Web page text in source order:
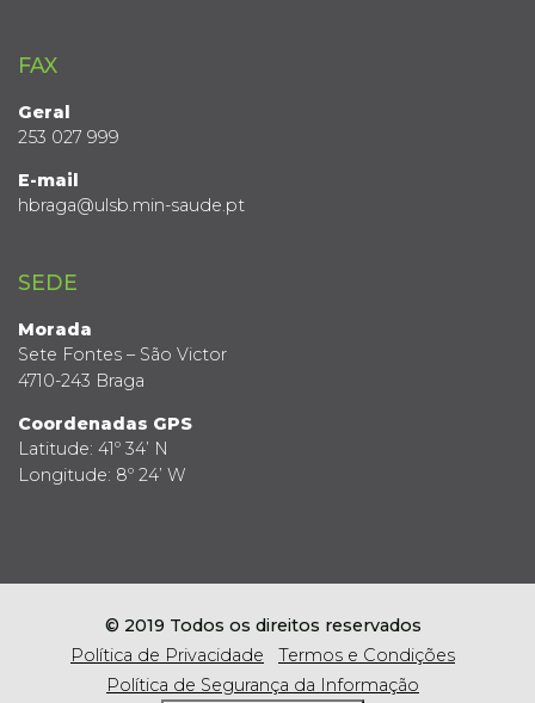
FAX
Geral
253 027 999
E-mail
hbraga@ulsb.min-saude.pt
SEDE
Morada
Sete Fontes – São Victor
4710-243 Braga
Coordenadas GPS
Latitude: 41º 34’ N
Longitude: 8º 24’ W
© 2019 Todos os direitos reservados
Política de Privacidade
Termos e Condições
Política de Segurança da Informação